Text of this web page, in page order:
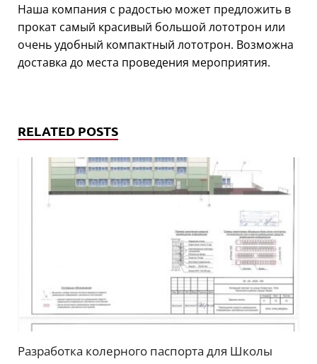
Наша компания с радостью может предложить в
прокат самый красивый большой лототрон или
очень удобный компактный лототрон. Возможна
доставка до места проведения мероприятия.
RELATED POSTS
Разработка колерного паспорта для Школы